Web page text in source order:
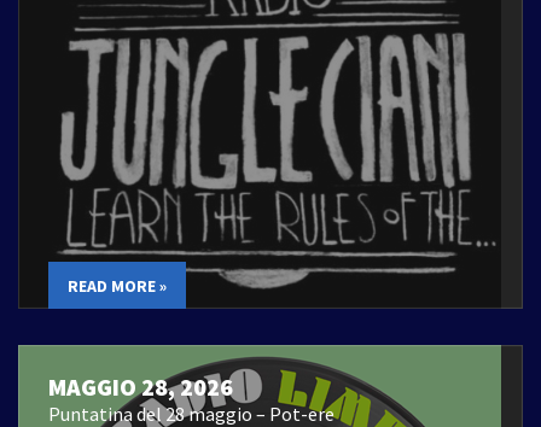
READ MORE »
MAGGIO 28, 2026
Puntatina del 28 maggio – Pot-ere